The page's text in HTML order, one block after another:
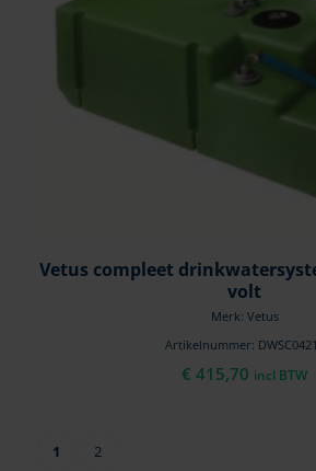
Vetus compleet
volt
Merk: Vetus
Artikelnummer:
€ 415,70 incl BTW
1 2